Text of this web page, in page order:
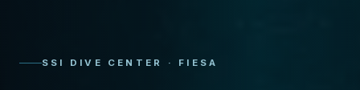
SSI DIVE CENTER · FIESA